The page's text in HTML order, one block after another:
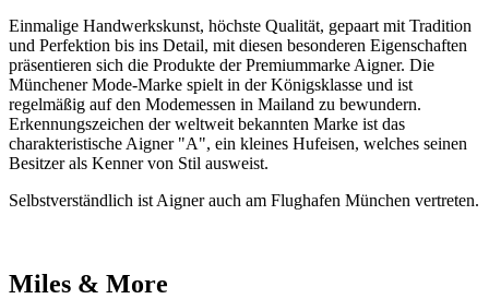
Einmalige Handwerkskunst, höchste Qualität, gepaart mit Tradition
und Perfektion bis ins Detail, mit diesen besonderen Eigenschaften
präsentieren sich die Produkte der Premiummarke Aigner. Die
Münchener Mode-Marke spielt in der Königsklasse und ist
regelmäßig auf den Modemessen in Mailand zu bewundern.
Erkennungszeichen der weltweit bekannten Marke ist das
charakteristische Aigner "A", ein kleines Hufeisen, welches seinen
Besitzer als Kenner von Stil ausweist.
Selbstverständlich ist Aigner auch am Flughafen München vertreten.
Miles & More